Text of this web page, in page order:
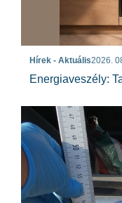
Hírek - Aktuális2026.
Energiaveszély: